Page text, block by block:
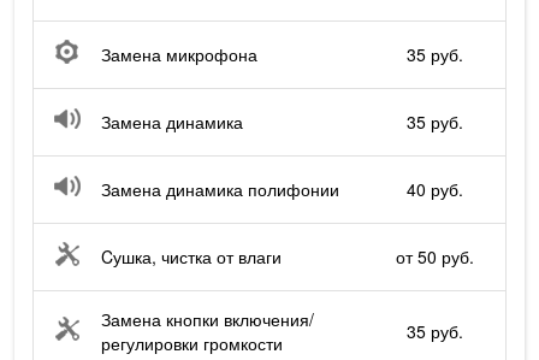
Замена микрофона 35 руб.
Замена динамика 35 руб.
Замена динамика полифонии 40 руб.
Cушка, чистка от влаги от 50 руб.
Замена кнопки включения/
регулировки громкости
35 руб.